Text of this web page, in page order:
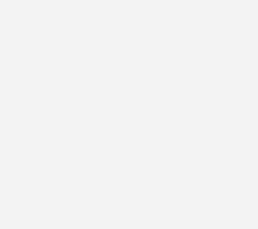
Mattenbewehrung
übersichtlich